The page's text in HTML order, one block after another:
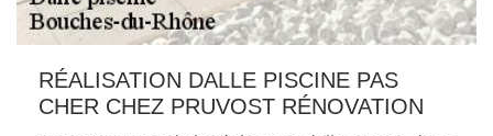
RÉALISATION DALLE PISCINE PAS
CHER CHEZ PRUVOST RÉNOVATION